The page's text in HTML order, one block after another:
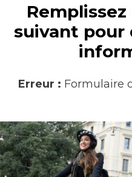
suivant pour
Erreur : Formulaire
Funzione booster, design compatto e
portapacchi...
10 0